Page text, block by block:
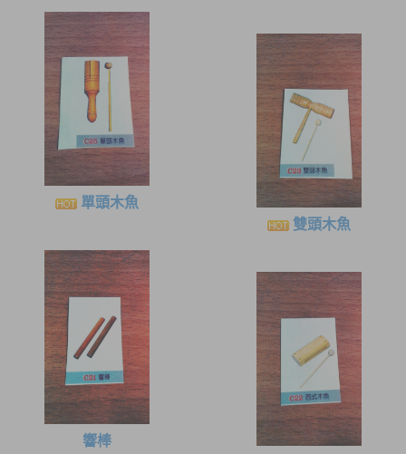
單頭木魚
雙頭木魚
響棒